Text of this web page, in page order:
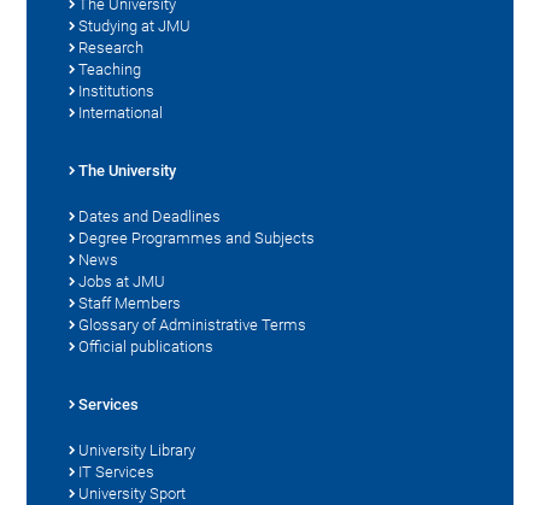
The University
Studying at JMU
Research
Teaching
Institutions
International
The University
Dates and Deadlines
Degree Programmes and Subjects
News
Jobs at JMU
Staff Members
Glossary of Administrative Terms
Official publications
Services
University Library
IT Services
University Sport